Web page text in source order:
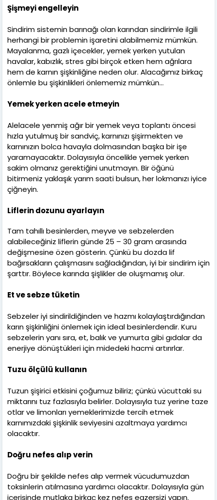
Şişmeyi engelleyin
Sindirim sistemin barınağı olan karından sindirimle ilgili
herhangi bir problemin işaretini alabilmemiz mümkün.
Mayalanma, gazlı içecekler, yemek yerken yutulan
havalar, kabızlık, stres gibi birçok etken hem ağrılara
hem de karnın şişkinliğine neden olur. Alacağımız birkaç
önlemle bu şişkinlikleri önlememiz mümkün…
Yemek yerken acele etmeyin
Alelacele yenmiş ağır bir yemek veya toplantı öncesi
hızla yutulmuş bir sandviç, karnınızı şişirmekten ve
karnınızın bolca havayla dolmasından başka bir işe
yaramayacaktır. Dolayısıyla öncelikle yemek yerken
sakim olmanız gerektiğini unutmayın. Bir öğünü
bitirmeniz yaklaşık yarım saati bulsun, her lokmanızı iyice
çiğneyin.
Liflerin dozunu ayarlayın
Tam tahıllı besinlerden, meyve ve sebzelerden
alabileceğiniz liflerin günde 25 – 30 gram arasında
değişmesine özen gösterin. Çünkü bu dozda lif
bağırsakların çalışmasını sağladığından, iyi bir sindirim için
şarttır. Böylece karında şişlikler de oluşmamış olur.
Et ve sebze tüketin
Sebzeler iyi sindirildiğinden ve hazmı kolaylaştırdığından
karın şişkinliğini önlemek için ideal besinlerdendir. Kuru
sebzelerin yanı sıra, et, balık ve yumurta gibi gıdalar da
enerjiye dönüştükleri için midedeki hacmi artırırlar.
Tuzu ölçülü kullanın
Tuzun şişirici etkisini çoğumuz biliriz; çünkü vücuttaki su
miktarını tuz fazlasıyla belirler. Dolayısıyla tuz yerine taze
otlar ve limonları yemeklerimizde tercih etmek
karnımızdaki şişkinlik seviyesini azaltmaya yardımcı
olacaktır.
Doğru nefes alıp verin
Doğru bir şekilde nefes alıp vermek vücudumuzdan
toksinlerin atılmasına yardımcı olacaktır. Dolayısıyla gün
içerisinde mutlaka birkaç kez nefes egzersizi yapın.